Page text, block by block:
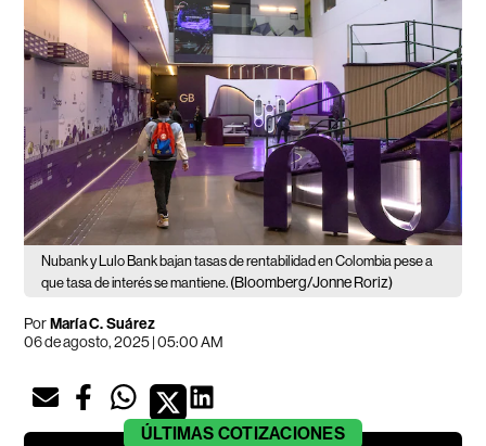
Nubank y Lulo Bank bajan tasas de rentabilidad en Colombia pese a
que tasa de interés se mantiene. (Bloomberg/Jonne Roriz)
PorMaría C. Suárez
06 de agosto, 2025 | 05:00 AM
ÚLTIMAS COTIZACIONES